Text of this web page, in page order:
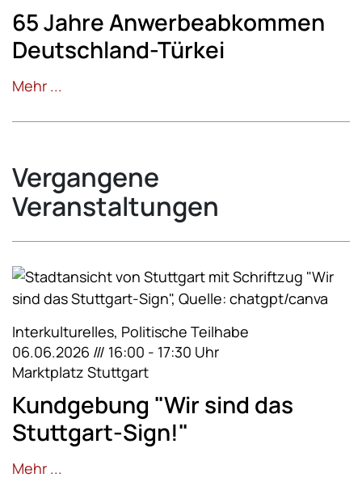
65 Jahre Anwerbeabkommen
Deutschland-Türkei
Mehr ...
Vergangene
Veranstaltungen
Interkulturelles, Politische Teilhabe
06.06.2026 /// 16:00 - 17:30 Uhr
Marktplatz Stuttgart
Kundgebung "Wir sind das
Stuttgart-Sign!"
Mehr ...